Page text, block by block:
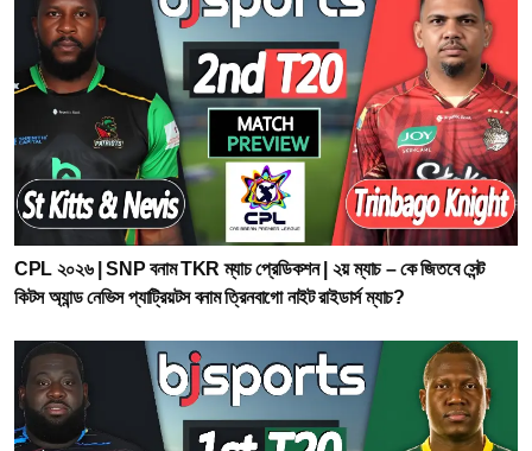
CPL ২০২৬ | SNP বনাম TKR ম্যাচ প্রেডিকশন | ২য় ম্যাচ – কে জিতবে সেন্ট
কিটস অ্যান্ড নেভিস প্যাট্রিয়টস বনাম ত্রিনবাগো নাইট রাইডার্স ম্যাচ?